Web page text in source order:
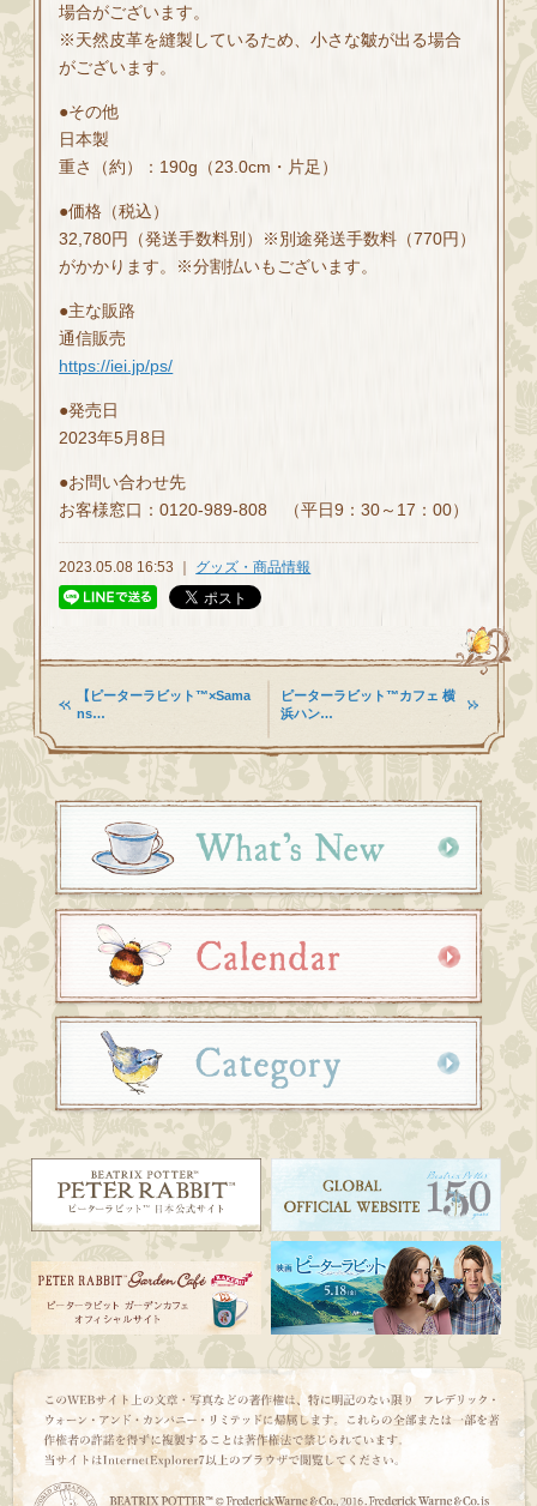
場合がございます。
※天然皮革を縫製しているため、小さな皺が出る場合
がございます。
●その他
日本製
重さ（約）：190g（23.0cm・片足）
●価格（税込）
32,780円（発送手数料別）※別途発送手数料（770円）
がかかります。※分割払いもございます。
●主な販路
通信販売
https://iei.jp/ps/
●発売日
2023年5月8日
●お問い合わせ先
お客様窓口：0120-989-808 （平日9：30～17：00）
2023.05.08 16:53 ｜ グッズ・商品情報
【ピーターラビット™×Sama
ns…
ピーターラビット™カフェ 横
浜ハン…